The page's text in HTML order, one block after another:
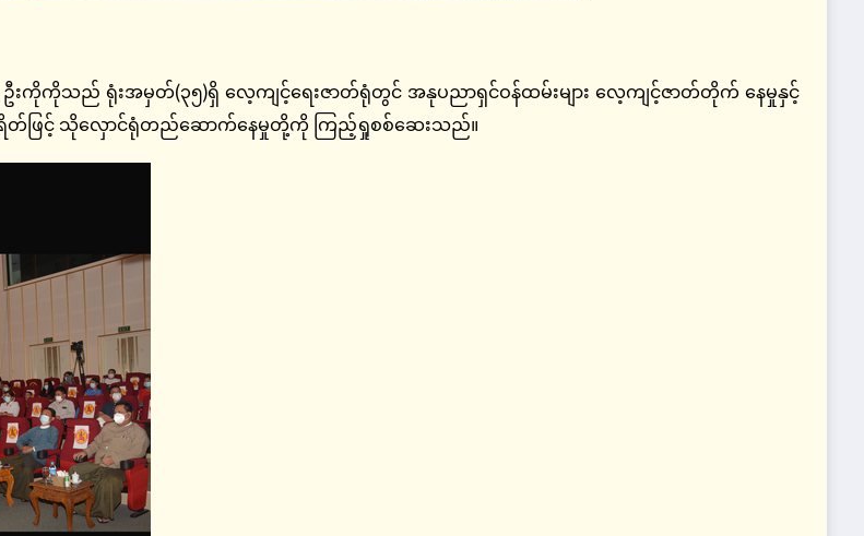
းကိုကိုသည် ရုံးအမှတ်(၃၅)ရှိ လေ့ကျင့်ရေးဇာတ်ရုံတွင် အနုပညာရှင်ဝန်ထမ်းများ လေ့ကျင့်ဇာတ်တိုက် နေမှုနှင့်
စရိတ်ဖြင့် သိုလှောင်ရုံတည်ဆောက်နေမှုတို့ကို ကြည့်ရှုစစ်ဆေးသည်။